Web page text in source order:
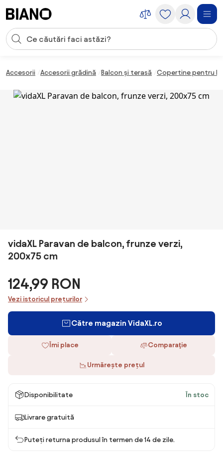
Introducerea căutării
Accesorii Accesorii grădină Balcon și terasă Copertine pentru
vidaXL Paravan de balcon, frunze verzi,
200x75 cm
124,99 RON
Vezi istoricul prețurilor
Către magazin VidaXL.ro
Îmi place Comparaţie
Urmărește prețul
Disponibilitate În stoc
Livrare gratuită
Puteți returna produsul în termen de 14 de zile.